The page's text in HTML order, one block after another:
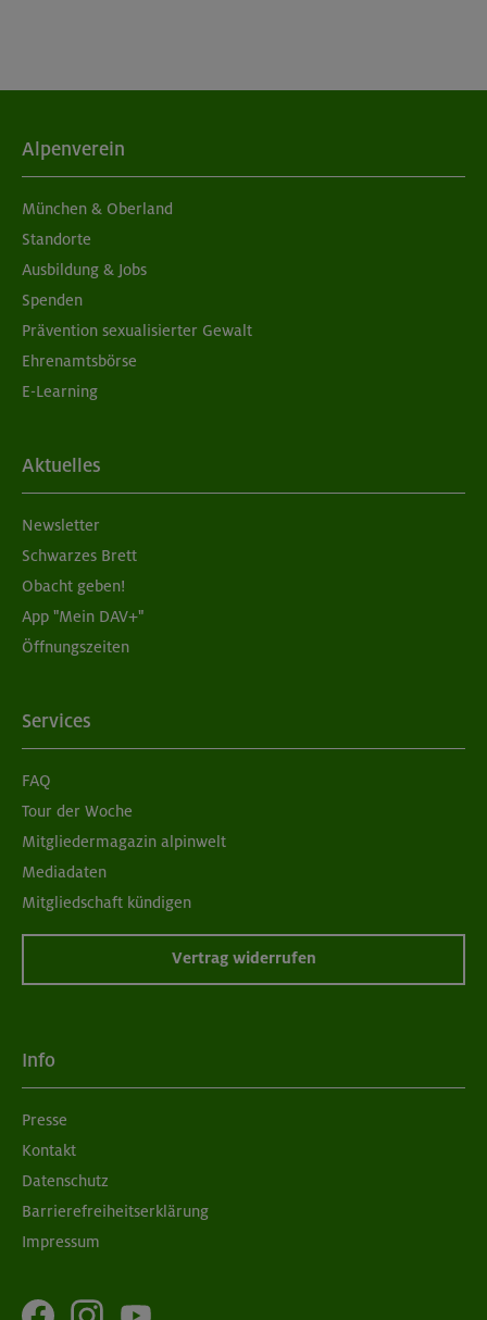
Alpenverein
München & Oberland
Standorte
Ausbildung & Jobs
Spenden
Prävention sexualisierter Gewalt
Ehrenamtsbörse
E-Learning
Aktuelles
Newsletter
Schwarzes Brett
Obacht geben!
App "Mein DAV+"
Öffnungszeiten
Services
FAQ
Tour der Woche
Mitgliedermagazin alpinwelt
Mediadaten
Mitgliedschaft kündigen
Vertrag widerrufen
Info
Presse
Kontakt
Datenschutz
Barrierefreiheitserklärung
Impressum